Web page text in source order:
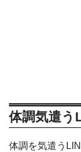
体調気遣う
体調を気遣う